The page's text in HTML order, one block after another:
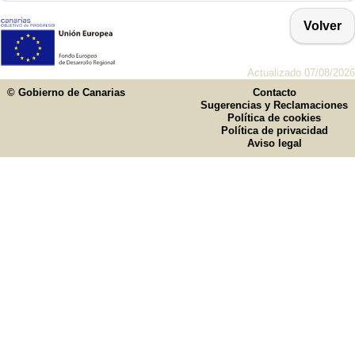
Volver
Actualizado 07/08/2026
© Gobierno de Canarias
Contacto
Sugerencias y Reclamaciones
Política de cookies
Política de privacidad
Aviso legal